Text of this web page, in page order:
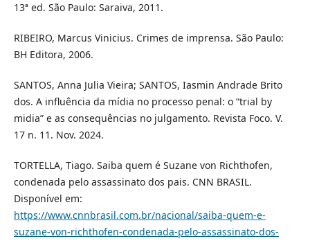
13ª ed. São Paulo: Saraiva, 2011.
RIBEIRO, Marcus Vinicius. Crimes de imprensa. São Paulo:
BH Editora, 2006.
SANTOS, Anna Julia Vieira; SANTOS, Iasmin Andrade Brito
dos. A influência da mídia no processo penal: o “trial by
midia” e as consequências no julgamento. Revista Foco. V.
17 n. 11. Nov. 2024.
TORTELLA, Tiago. Saiba quem é Suzane von Richthofen,
condenada pelo assassinato dos pais. CNN BRASIL.
Disponível em:
https://www.cnnbrasil.com.br/nacional/saiba-quem-e-
suzane-von-richthofen-condenada-pelo-assassinato-dos-